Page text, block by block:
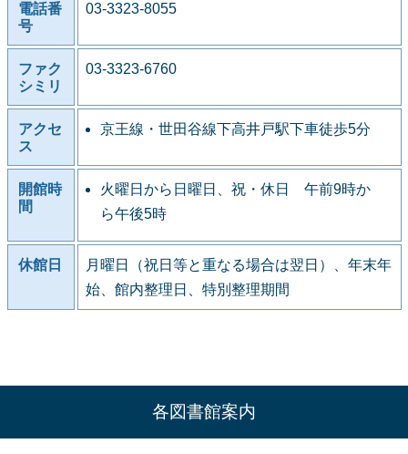
電話番
号
03-3323-8055
ファク
シミリ
03-3323-6760
アクセ
ス
京王線・世田谷線下高井戸駅下車徒歩5分
開館時
間
火曜日から日曜日、祝・休日 午前9時か
ら午後5時
休館日
月曜日（祝日等と重なる場合は翌日）、年末年
始、館内整理日、特別整理期間
各図書館案内